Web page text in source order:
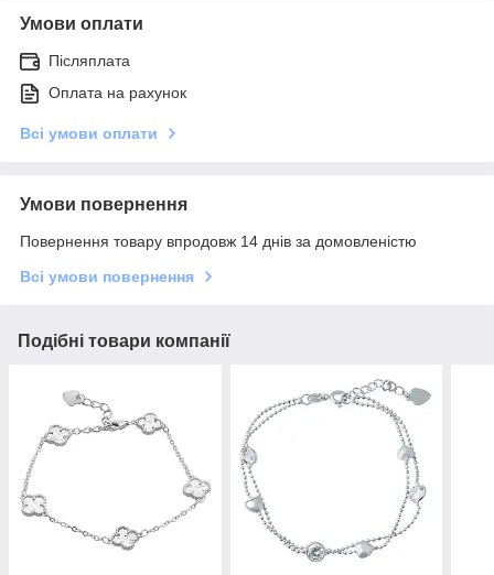
Умови оплати
Післяплата
Оплата на рахунок
Всі умови оплати
Умови повернення
Повернення товару впродовж 14 днів за домовленістю
Всі умови повернення
Подібні товари компанії